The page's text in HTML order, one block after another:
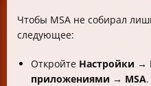
Чтобы MSA не собирал
следующее:
Откройте Настройки →
приложениями → MSA.